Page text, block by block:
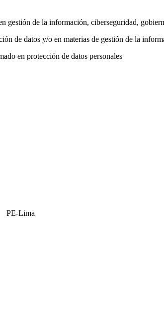
gestión de la información, ciberseguridad,
de datos y/o en materias de gestión de la
en protección de datos personales
PE-Lima